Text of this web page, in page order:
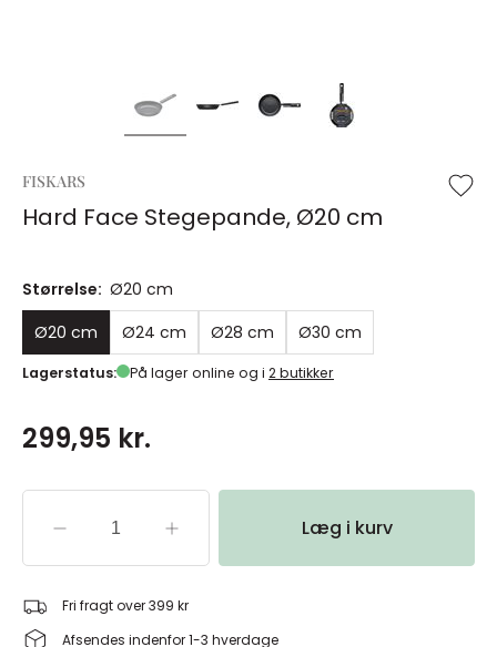
FISKARS
Hard Face Stegepande, Ø20 cm
Størrelse: Ø20 cm
Ø20 cm
Ø24 cm Ø28 cm Ø30 cm
Lagerstatus: På lager online og i 2 butikker
299,95 kr.
Læg i kurv
Fri fragt over 399 kr
Afsendes indenfor 1-3 hverdage